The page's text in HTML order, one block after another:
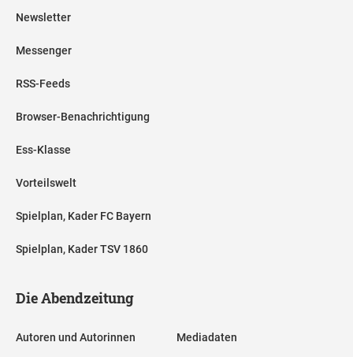
Newsletter
Messenger
RSS-Feeds
Browser-Benachrichtigung
Ess-Klasse
Vorteilswelt
Spielplan, Kader FC Bayern
Spielplan, Kader TSV 1860
Die Abendzeitung
Autoren und Autorinnen Mediadaten